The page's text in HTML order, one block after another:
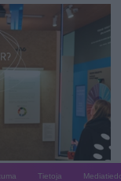
Tietoja